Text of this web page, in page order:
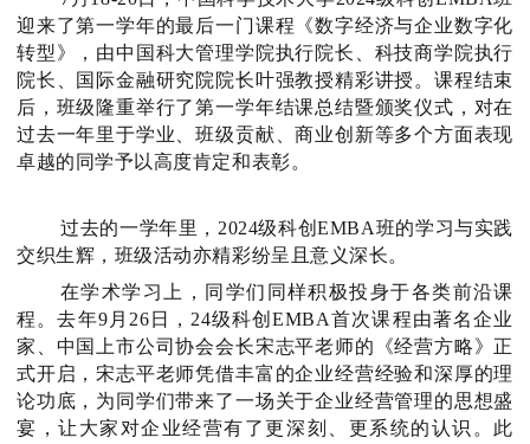
迎来了第一学年的最后一门课程《数字经济与企业数字化
转型》，由中国科大管理学院执行院长、科技商学院执行
院长、国际金融研究院院长叶强教授精彩讲授。课程结束
后，班级隆重举行了第一学年结课总结暨颁奖仪式，对在
过去一年里于学业、班级贡献、商业创新等多个方面表现
卓越的同学予以高度肯定和表彰。
过去的一学年里，2024级科创EMBA班的学习与实践
交织生辉，班级活动亦精彩纷呈且意义深长。
在学术学习上，同学们同样积极投身于各类前沿课
程。去年9月26日，24级科创EMBA首次课程由著名企业
家、中国上市公司协会会长宋志平老师的《经营方略》正
式开启，宋志平老师凭借丰富的企业经营经验和深厚的理
论功底，为同学们带来了一场关于企业经营管理的思想盛
宴，让大家对企业经营有了更深刻、更系统的认识。此